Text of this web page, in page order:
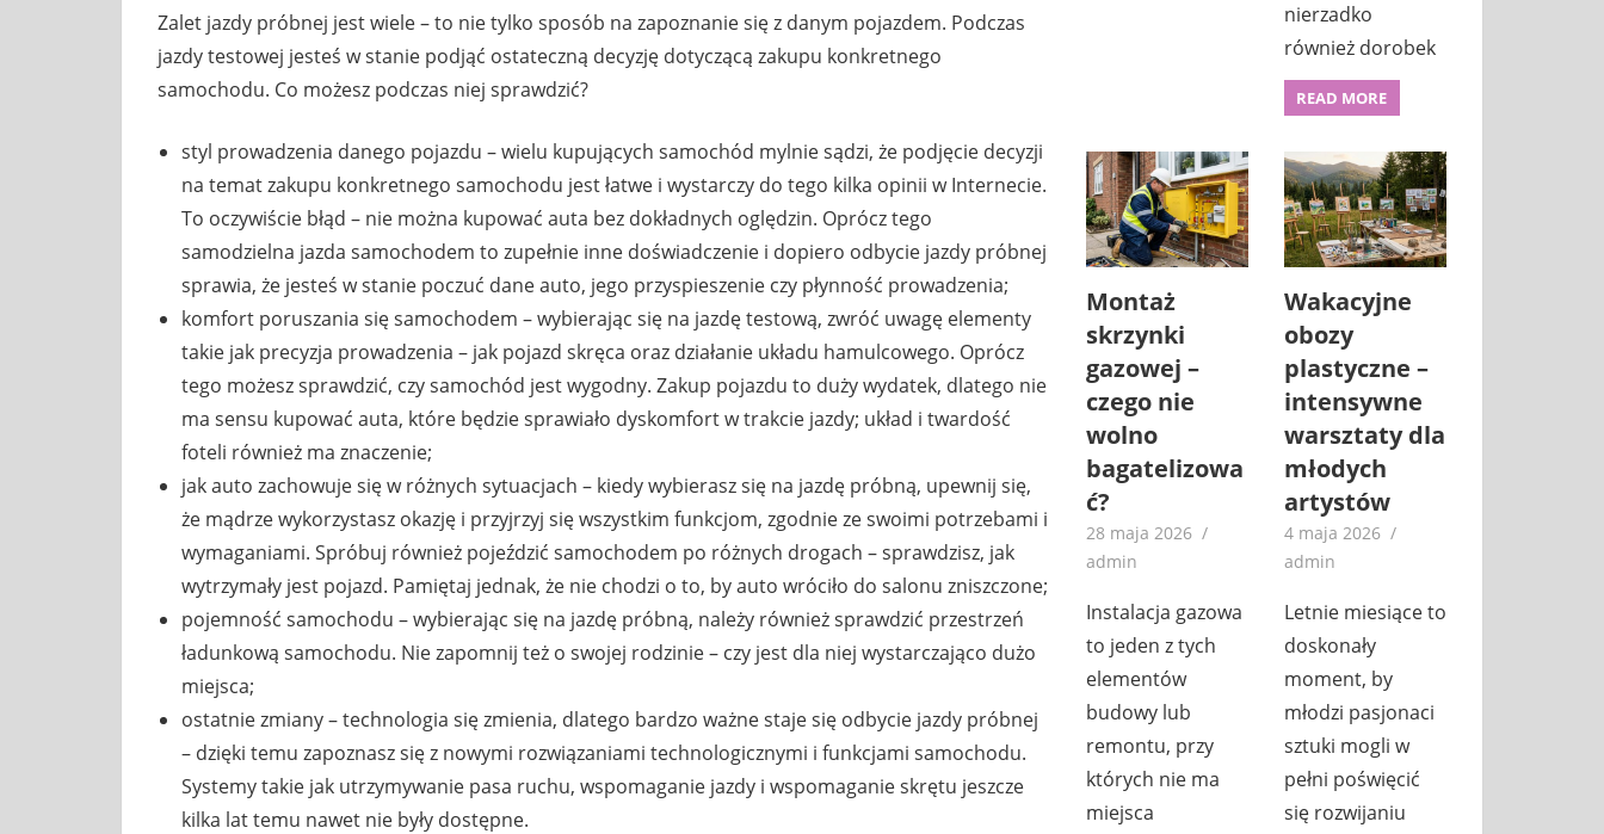
Zalet jazdy próbnej jest wiele – to nie tylko sposób na zapoznanie się z danym pojazdem. Podczas
jazdy testowej jesteś w stanie podjąć ostateczną decyzję dotyczącą zakupu konkretnego
samochodu. Co możesz podczas niej sprawdzić?
styl prowadzenia danego pojazdu – wielu kupujących samochód mylnie sądzi, że podjęcie decyzji
na temat zakupu konkretnego samochodu jest łatwe i wystarczy do tego kilka opinii w Internecie.
To oczywiście błąd – nie można kupować auta bez dokładnych oględzin. Oprócz tego
samodzielna jazda samochodem to zupełnie inne doświadczenie i dopiero odbycie jazdy próbnej
sprawia, że jesteś w stanie poczuć dane auto, jego przyspieszenie czy płynność prowadzenia;
komfort poruszania się samochodem – wybierając się na jazdę testową, zwróć uwagę elementy
takie jak precyzja prowadzenia – jak pojazd skręca oraz działanie układu hamulcowego. Oprócz
tego możesz sprawdzić, czy samochód jest wygodny. Zakup pojazdu to duży wydatek, dlatego nie
ma sensu kupować auta, które będzie sprawiało dyskomfort w trakcie jazdy; układ i twardość
foteli również ma znaczenie;
jak auto zachowuje się w różnych sytuacjach – kiedy wybierasz się na jazdę próbną, upewnij się,
że mądrze wykorzystasz okazję i przyjrzyj się wszystkim funkcjom, zgodnie ze swoimi potrzebami i
wymaganiami. Spróbuj również pojeździć samochodem po różnych drogach – sprawdzisz, jak
wytrzymały jest pojazd. Pamiętaj jednak, że nie chodzi o to, by auto wróciło do salonu zniszczone;
pojemność samochodu – wybierając się na jazdę próbną, należy również sprawdzić przestrzeń
ładunkową samochodu. Nie zapomnij też o swojej rodzinie – czy jest dla niej wystarczająco dużo
miejsca;
ostatnie zmiany – technologia się zmienia, dlatego bardzo ważne staje się odbycie jazdy próbnej
– dzięki temu zapoznasz się z nowymi rozwiązaniami technologicznymi i funkcjami samochodu.
Systemy takie jak utrzymywanie pasa ruchu, wspomaganie jazdy i wspomaganie skrętu jeszcze
kilka lat temu nawet nie były dostępne.
nierzadko
również dorobek
READ MORE
Montaż
skrzynki
gazowej –
czego nie
wolno
bagatelizowa
ć?
28 maja 2026
admin
Instalacja gazowa
to jeden z tych
elementów
budowy lub
remontu, przy
których nie ma
miejsca
Wakacyjne
obozy
plastyczne –
intensywne
warsztaty dla
młodych
artystów
4 maja 2026
admin
Letnie miesiące to
doskonały
moment, by
młodzi pasjonaci
sztuki mogli w
pełni poświęcić
się rozwijaniu